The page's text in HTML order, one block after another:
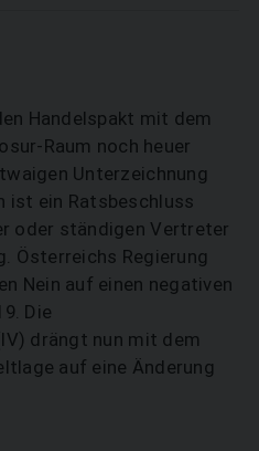
Handelspakt mit dem
Raum noch heuer
Unterzeichnung
ist ein Ratsbeschluss
oder ständigen Vertreter
Österreichs Regierung
Nein auf einen negativen
Die
drängt nun mit dem
auf eine Änderung